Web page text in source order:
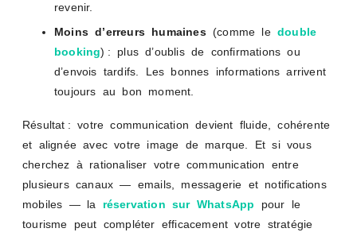
revenir.
Moins d’erreurs humaines(comme ledouble
booking) : plus d’oublis de confirmations ou
d’envois tardifs. Les bonnes informations arrivent
toujours au bon moment.
Résultat : votre communication devient fluide, cohérente
et alignée avec votre image de marque. Et si vous
cherchez à rationaliser votre communication entre
plusieurs canaux — emails, messagerie et notifications
mobiles — la réservation sur WhatsApp pour le
tourisme peut compléter efficacement votre stratégie